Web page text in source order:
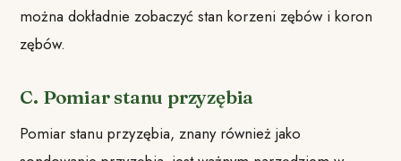
można dokładnie zobaczyć stan korzeni zębów i koron
zębów.
C. Pomiar stanu przyzębia
Pomiar stanu przyzębia, znany również jako